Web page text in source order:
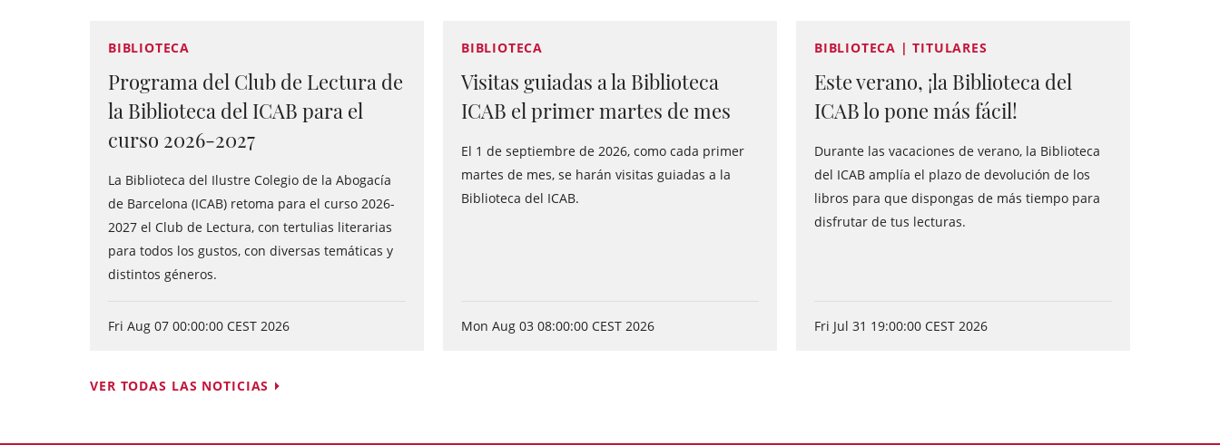
BIBLIOTECA
Programa del Club de Lectura de
la Biblioteca del ICAB para el
curso 2026-2027
La Biblioteca del Ilustre Colegio de la Abogacía
de Barcelona (ICAB) retoma para el curso 2026-
2027 el Club de Lectura, con tertulias literarias
para todos los gustos, con diversas temáticas y
distintos géneros.
Fri Aug 07 00:00:00 CEST 2026
BIBLIOTECA
Visitas guiadas a la Biblioteca
ICAB el primer martes de mes
El 1 de septiembre de 2026, como cada primer
martes de mes, se harán visitas guiadas a la
Biblioteca del ICAB.
Mon Aug 03 08:00:00 CEST 2026
BIBLIOTECA | TITULARES
Este verano, ¡la Biblioteca del
ICAB lo pone más fácil!
Durante las vacaciones de verano, la Biblioteca
del ICAB amplía el plazo de devolución de los
libros para que dispongas de más tiempo para
disfrutar de tus lecturas.
Fri Jul 31 19:00:00 CEST 2026
VER TODAS LAS NOTICIAS